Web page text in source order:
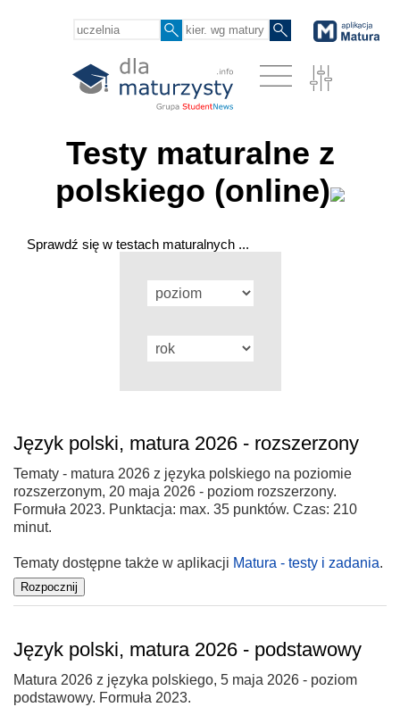
Testy maturalne z
polskiego (online)
Sprawdź się w testach maturalnych ...
Język polski, matura 2026 - rozszerzony
Tematy - matura 2026 z języka polskiego na poziomie
rozszerzonym, 20 maja 2026 - poziom rozszerzony.
Formuła 2023. Punktacja: max. 35 punktów. Czas: 210
minut.
Tematy dostępne także w aplikacji Matura - testy i zadania.
Język polski, matura 2026 - podstawowy
Matura 2026 z języka polskiego, 5 maja 2026 - poziom
podstawowy. Formuła 2023.